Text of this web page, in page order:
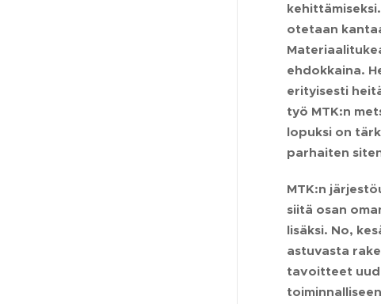
otetaan
ehdokkaina.
erityisesti
työ MTK:n
lopuksi on
parhaiten
MTK:n
siitä osan
lisäksi. No,
astuvasta
tavoitteet